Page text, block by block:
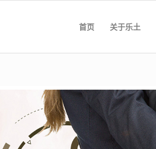
首页 关于乐土